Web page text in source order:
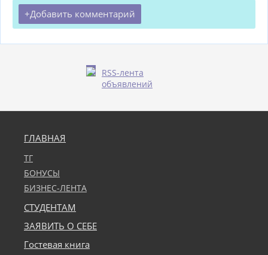
Добавить комментарий
RSS-лента
объявлений
ГЛАВНАЯ
ТГ
БОНУСЫ
БИЗНЕС-ЛЕНТА
СТУДЕНТАМ
ЗАЯВИТЬ О СЕБЕ
Гостевая книга